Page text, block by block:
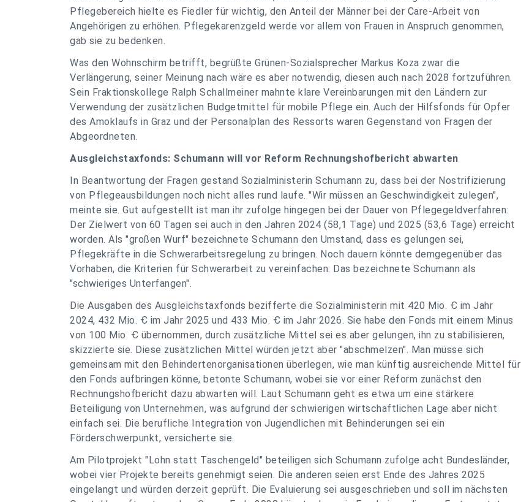
Pflegebereich hielte es Fiedler für wichtig, den Anteil der Männer bei der Care-Arbeit von
Angehörigen zu erhöhen. Pflegekarenzgeld werde vor allem von Frauen in Anspruch genommen,
gab sie zu bedenken.
Was den Wohnschirm betrifft, begrüßte Grünen-Sozialsprecher Markus Koza zwar die
Verlängerung, seiner Meinung nach wäre es aber notwendig, diesen auch nach 2028 fortzuführen.
Sein Fraktionskollege Ralph Schallmeiner mahnte klare Vereinbarungen mit den Ländern zur
Verwendung der zusätzlichen Budgetmittel für mobile Pflege ein. Auch der Hilfsfonds für Opfer
des Amoklaufs in Graz und der Personalplan des Ressorts waren Gegenstand von Fragen der
Abgeordneten.
Ausgleichstaxfonds: Schumann will vor Reform Rechnungshofbericht abwarten
In Beantwortung der Fragen gestand Sozialministerin Schumann zu, dass bei der Nostrifizierung
von Pflegeausbildungen noch nicht alles rund laufe. "Wir müssen an Geschwindigkeit zulegen",
meinte sie. Gut aufgestellt ist man ihr zufolge hingegen bei der Dauer von Pflegegeldverfahren:
Der Zielwert von 60 Tagen sei auch in den Jahren 2024 (58,1 Tage) und 2025 (53,6 Tage) erreicht
worden. Als "großen Wurf" bezeichnete Schumann den Umstand, dass es gelungen sei,
Pflegekräfte in die Schwerarbeitsregelung zu bringen. Noch dauern könnte demgegenüber das
Vorhaben, die Kriterien für Schwerarbeit zu vereinfachen: Das bezeichnete Schumann als
"schwieriges Unterfangen".
Die Ausgaben des Ausgleichstaxfonds bezifferte die Sozialministerin mit 420 Mio. Ꞓ im Jahr
2024, 432 Mio. Ꞓ im Jahr 2025 und 433 Mio. Ꞓ im Jahr 2026. Sie habe den Fonds mit einem Minus
von 100 Mio. Ꞓ übernommen, durch zusätzliche Mittel sei es aber gelungen, ihn zu stabilisieren,
skizzierte sie. Diese zusätzlichen Mittel würden jetzt aber "abschmelzen". Man müsse sich
gemeinsam mit den Behindertenorganisationen überlegen, wie man künftig ausreichende Mittel für
den Fonds aufbringen könne, betonte Schumann, wobei sie vor einer Reform zunächst den
Rechnungshofbericht dazu abwarten will. Laut Schumann geht es etwa um eine stärkere
Beteiligung von Unternehmen, was aufgrund der schwierigen wirtschaftlichen Lage aber nicht
einfach sei. Die berufliche Integration von Jugendlichen mit Behinderungen sei ein
Förderschwerpunkt, versicherte sie.
Am Pilotprojekt "Lohn statt Taschengeld" beteiligen sich Schumann zufolge acht Bundesländer,
wobei vier Projekte bereits genehmigt seien. Die anderen seien erst Ende des Jahres 2025
eingelangt und würden derzeit geprüft. Die Evaluierung sei ausgeschrieben und soll im nächsten